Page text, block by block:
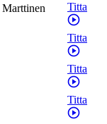
Marttinen
Titta
Titta
Titta
Titta